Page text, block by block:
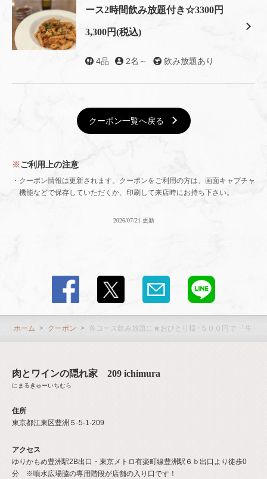
ース2時間飲み放題付き☆3300円
3,300円(税込)
4品 2名～ 飲み放題あり
クーポン一覧へ戻る
ご利用上の注意
クーポン情報は更新されます。クーポンをご利用の方は、画面キャプチャ
機能などで保存していただくか、印刷して来店時にお持ち下さい。
2026/07/21 更新
ホーム クーポン 各コース飲み放題に★おひとり様+５００円で 「生ビ
肉とワインの隠れ家 209 ichimura
にまるきゅーいちむら
住所
東京都江東区豊洲５-5-1-209
アクセス
ゆりかもめ豊洲駅2B出口・東京メトロ有楽町線豊洲駅６ｂ出口より徒歩0
分 ※噴水広場脇の専用階段が店舗の入り口です！